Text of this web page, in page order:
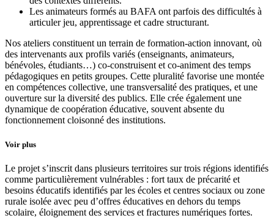
Les animateurs formés au BAFA ont parfois des difficultés à
articuler jeu, apprentissage et cadre structurant.
Nos ateliers constituent un terrain de formation-action innovant, où
des intervenants aux profils variés (enseignants, animateurs,
bénévoles, étudiants…) co-construisent et co-animent des temps
pédagogiques en petits groupes. Cette pluralité favorise une montée
en compétences collective, une transversalité des pratiques, et une
ouverture sur la diversité des publics. Elle crée également une
dynamique de coopération éducative, souvent absente du
fonctionnement cloisonné des institutions.
Voir plus
Le projet s’inscrit dans plusieurs territoires sur trois régions identifiés
comme particulièrement vulnérables : fort taux de précarité et
besoins éducatifs identifiés par les écoles et centres sociaux ou zone
rurale isolée avec peu d’offres éducatives en dehors du temps
scolaire, éloignement des services et fractures numériques fortes.